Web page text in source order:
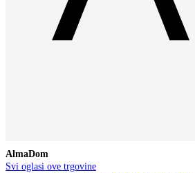
AlmaDom
Svi oglasi ove trgovine